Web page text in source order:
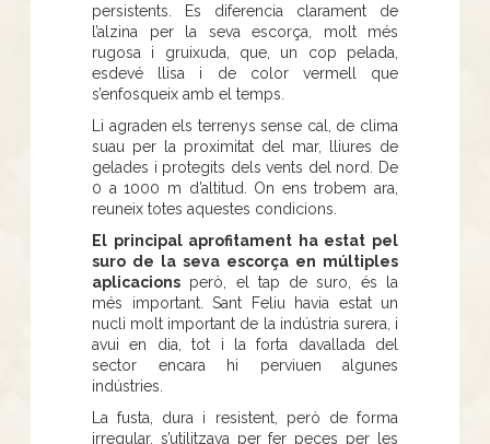
persistents. Es diferencia clarament de
l’alzina per la seva escorça, molt més
rugosa i gruixuda, que, un cop pelada,
esdevé llisa i de color vermell que
s’enfosqueix amb el temps.
Li agraden els terrenys sense cal, de clima
suau per la proximitat del mar, lliures de
gelades i protegits dels vents del nord. De
0 a 1000 m d’altitud. On ens trobem ara,
reuneix totes aquestes condicions.
El principal aprofitament ha estat pel
suro de la seva escorça en múltiples
aplicacions però, el tap de suro, és la
més important. Sant Feliu havia estat un
nucli molt important de la indústria surera, i
avui en dia, tot i la forta davallada del
sector encara hi perviuen algunes
indústries.
La fusta, dura i resistent, però de forma
irregular, s’utilitzava per fer peces per les